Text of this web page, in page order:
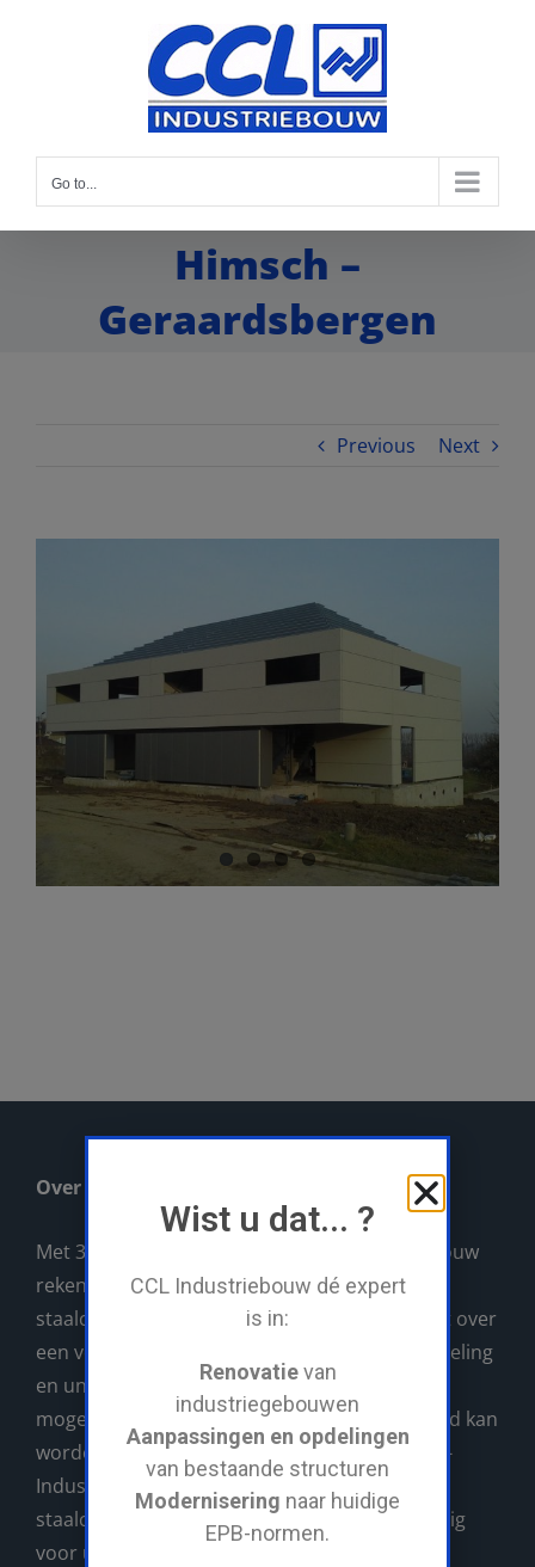
Go to...
Himsch –
Geraardsbergen
Previous Next
Over CCL
Met 30 jaar ervaring, kan u op CCL-Industriebouw
rekenen als uw rendabele partner voor al uw
staalconstructies. CCL-Industriebouw beschikt over
een volledig eigen machinepark, atelier, lasafdeling
en unieke servicewagen waarmee ALLES wat
mogelijk nodig is direct op de werf gerealiseerd kan
worden. Voor grote en kleine projecten is CCL-
Industriebouw uw aangewezen partner in
staalconstructies. Wij verzorgen alles vakkundig
voor u!
Wist u dat... ?
CCL Industriebouw dé expert
is in:
Renovatievan
industriegebouwen
Aanpassingen en opdelingen
van bestaande structuren
Modernisering naar huidige
EPB-normen.